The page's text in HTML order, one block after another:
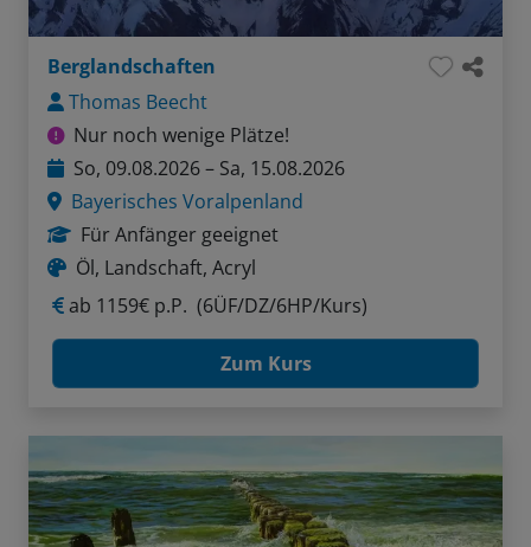
Berglandschaften
Thomas Beecht
Nur noch wenige Plätze!
So, 09.08.2026 – Sa, 15.08.2026
Bayerisches Voralpenland
Für Anfänger geeignet
Öl, Landschaft, Acryl
ab 1159€ p.P. (6ÜF/DZ/6HP/Kurs)
Zum Kurs